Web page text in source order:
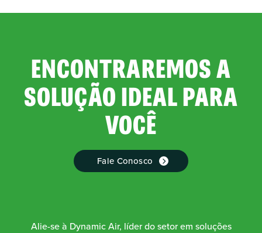
ENCONTRAREMOS A
SOLUÇÃO IDEAL PARA
VOCÊ
Fale Conosco
Alie-se à Dynamic Air, líder do setor em soluções